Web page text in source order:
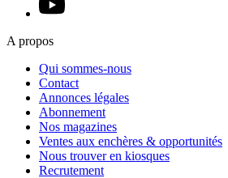
A propos
Qui sommes-nous
Contact
Annonces légales
Abonnement
Nos magazines
Ventes aux enchères & opportunités
Nous trouver en kiosques
Recrutement